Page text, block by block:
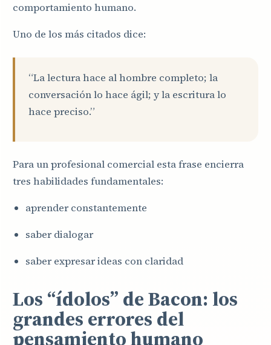
comportamiento humano.
Uno de los más citados dice:
“La lectura hace al hombre completo; la
conversación lo hace ágil; y la escritura lo
hace preciso.”
Para un profesional comercial esta frase encierra
tres habilidades fundamentales:
aprender constantemente
saber dialogar
saber expresar ideas con claridad
Los “ídolos” de Bacon: los
grandes errores del
pensamiento humano